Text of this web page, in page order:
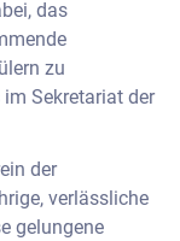
das
zu
Sekretariat der
der
verlässliche
gelungene